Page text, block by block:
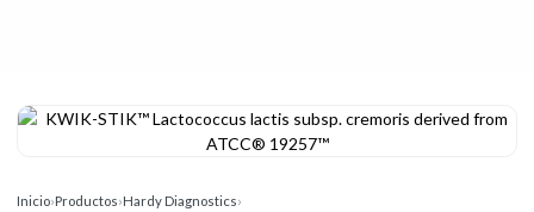
Inicio›Productos›Hardy Diagnostics›